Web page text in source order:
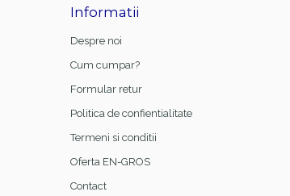
23,99lei
Base Coat Gel FSM
& TPO Free, 15ml
Informatii
Despre noi
Cum cumpar?
Formular retur
Politica de confientialitate
Termeni si conditii
Oferta EN-GROS
Contact